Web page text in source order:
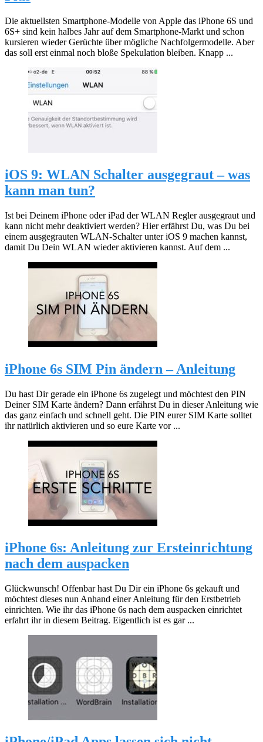
Die aktuellsten Smartphone-Modelle von Apple das iPhone 6S und
6S+ sind kein halbes Jahr auf dem Smartphone-Markt und schon
kursieren wieder Gerüchte über mögliche Nachfolgermodelle. Aber
das soll erst einmal noch bloße Spekulation bleiben. Knapp ...
iOS 9: WLAN Schalter ausgegraut – was
kann man tun?
Ist bei Deinem iPhone oder iPad der WLAN Regler ausgegraut und
kann nicht mehr deaktiviert werden? Hier erfährst Du, was Du bei
einem ausgegrauten WLAN-Schalter unter iOS 9 machen kannst,
damit Du Dein WLAN wieder aktivieren kannst. Auf dem ...
iPhone 6s SIM Pin ändern – Anleitung
Du hast Dir gerade ein iPhone 6s zugelegt und möchtest den PIN
Deiner SIM Karte ändern? Dann erfährst Du in dieser Anleitung wie
das ganz einfach und schnell geht. Die PIN eurer SIM Karte solltet
ihr natürlich aktivieren und so eure Karte vor ...
iPhone 6s: Anleitung zur Ersteinrichtung
nach dem auspacken
Glückwunsch! Offenbar hast Du Dir ein iPhone 6s gekauft und
möchtest dieses nun Anhand einer Anleitung für den Erstbetrieb
einrichten. Wie ihr das iPhone 6s nach dem auspacken einrichtet
erfahrt ihr in diesem Beitrag. Eigentlich ist es gar ...